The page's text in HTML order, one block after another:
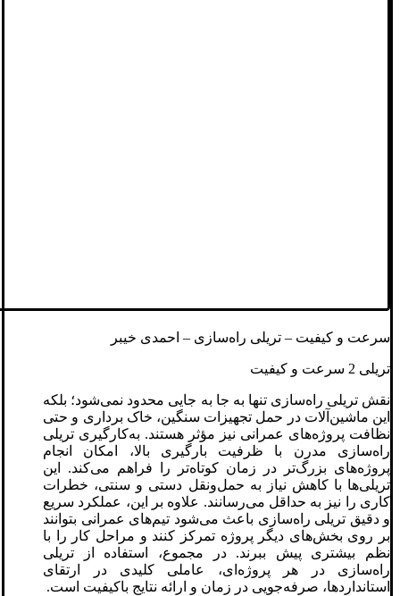
سرعت و کیفیت – تریلی‌ راه‌سازی – احمدی خیبر
تریلی 2 سرعت و کیفیت
نقش تریلی‌ راه‌سازی تنها به جا به‌ جایی محدود نمی‌شود؛ بلکه
این ماشین‌آلات در حمل تجهیزات سنگین، خاک‌ برداری و حتی
نظافت پروژه‌های عمرانی نیز مؤثر هستند. به‌کارگیری تریلی
راه‌سازی مدرن با ظرفیت بارگیری بالا، امکان انجام
پروژه‌های بزرگ‌تر در زمان کوتاه‌تر را فراهم می‌کند. این
تریلی‌ها با کاهش نیاز به حمل‌ونقل دستی و سنتی، خطرات
کاری را نیز به حداقل می‌رسانند. علاوه بر این، عملکرد سریع
و دقیق تریلی‌ راه‌سازی باعث می‌شود تیم‌های عمرانی بتوانند
بر روی بخش‌های دیگر پروژه تمرکز کنند و مراحل کار را با
نظم بیشتری پیش ببرند. در مجموع، استفاده از تریلی
راه‌سازی در هر پروژه‌ای، عاملی کلیدی در ارتقای
استانداردها، صرفه‌جویی در زمان و ارائه نتایج باکیفیت است.